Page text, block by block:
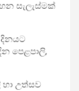
සැලැස්මක්
පෙළපාලි,
හා උත්සව